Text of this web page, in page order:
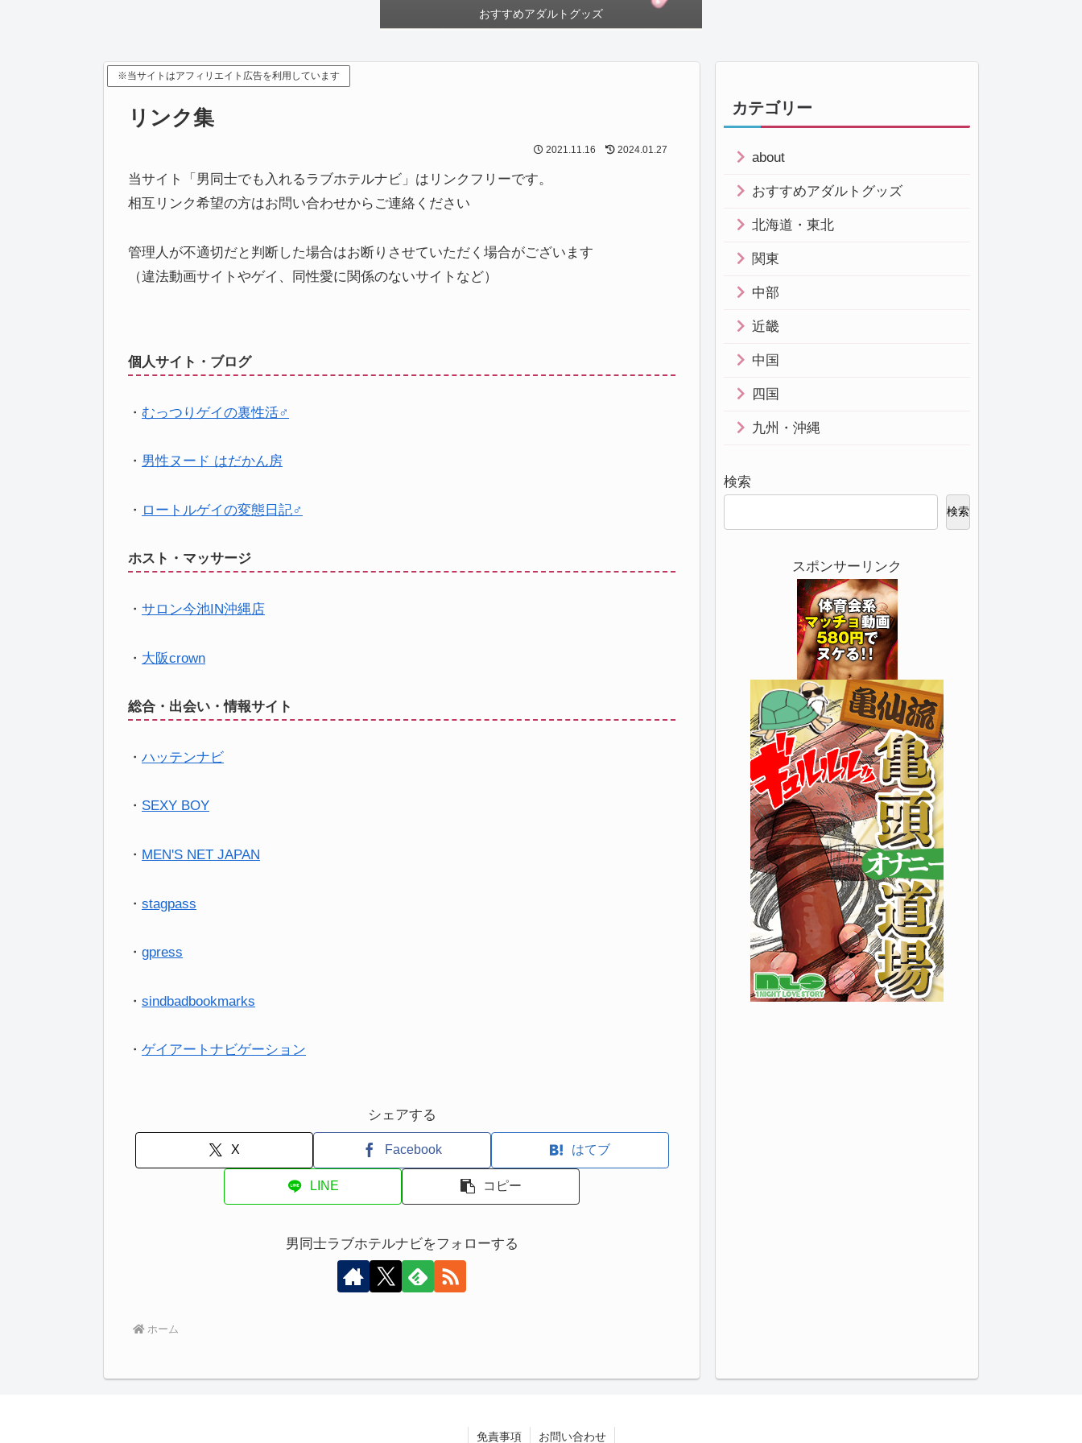
おすすめアダルトグッズ
※当サイトはアフィリエイト広告を利用しています
リンク集
2021.11.16 2024.01.27
当サイト「男同士でも入れるラブホテルナビ」はリンクフリーです。
相互リンク希望の方はお問い合わせからご連絡ください
管理人が不適切だと判断した場合はお断りさせていただく場合がございます
（違法動画サイトやゲイ、同性愛に関係のないサイトなど）
個人サイト・ブログ
・ むっつりゲイの裏性活♂
・ 男性ヌード はだかん房
・ ロートルゲイの変態日記♂
ホスト・マッサージ
・ サロン今池IN沖縄店
・ 大阪crown
総合・出会い・情報サイト
・ ハッテンナビ
・ SEXY BOY
・ MEN'S NET JAPAN
・ stagpass
・ gpress
・ sindbadbookmarks
・ ゲイアートナビゲーション
シェアする
X Facebook はてブ
LINE コピー
男同士ラブホテルナビをフォローする
ホーム
カテゴリー
about
おすすめアダルトグッズ
北海道・東北
関東
中部
近畿
中国
四国
九州・沖縄
検索
検索
スポンサーリンク
免責事項 お問い合わせ